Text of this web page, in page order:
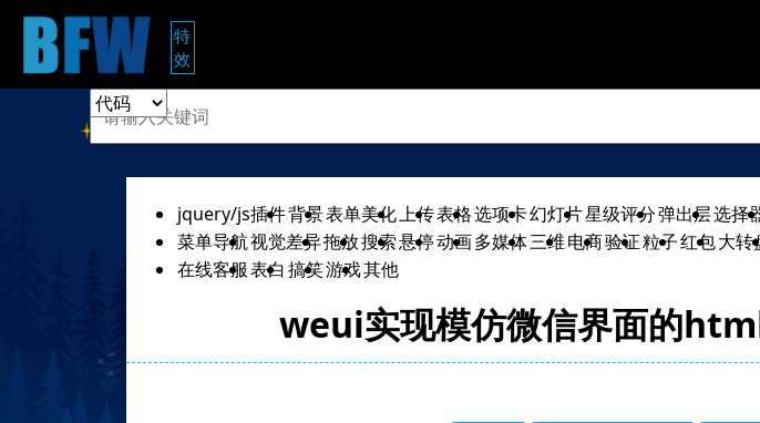
特
效
jquery/js插件背景表单美化上传表格选项卡幻灯片星级评分弹出层选择
菜单导航视觉差异拖放搜索悬停动画多媒体三维电商验证粒子红包大转
在线客服表白搞笑游戏其他
weui实现模仿微信界面的